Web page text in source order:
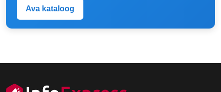
Ava kataloog